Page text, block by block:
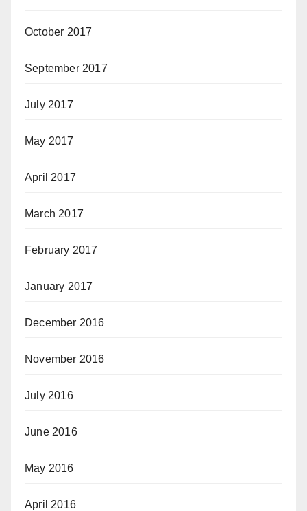
October 2017
September 2017
July 2017
May 2017
April 2017
March 2017
February 2017
January 2017
December 2016
November 2016
July 2016
June 2016
May 2016
April 2016